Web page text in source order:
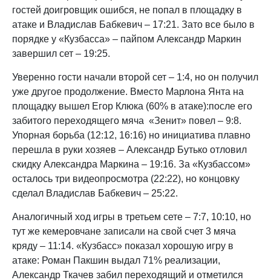
гостей доигровщик ошибся, не попал в площадку в
атаке и Владислав Бабкевич – 17:21. Зато все было в
порядке у «Кузбасса» – пайпом Александр Маркин
завершил сет – 19:25.
Уверенно гости начали второй сет – 1:4, но он получил
уже другое продолжение. Вместо Марлона Янта на
площадку вышел Егор Клюка (60% в атаке):после его
забитого переходящего мяча «Зенит» повел – 9:8.
Упорная борьба (12:12, 16:16) но инициатива плавно
перешла в руки хозяев – Александр Бутько отловил
скидку Александра Маркина – 19:16. За «Кузбассом»
осталось три видеопросмотра (22:22), но концовку
сделал Владислав Бабкевич – 25:22.
Аналогичный ход игры в третьем сете – 7:7, 10:10, но
тут же кемеровчане записали на свой счет 3 мяча
кряду – 11:14. «Кузбасс» показал хорошую игру в
атаке: Роман Пакшин выдал 71% реализации,
Александр Ткачев забил переходящий и отметился